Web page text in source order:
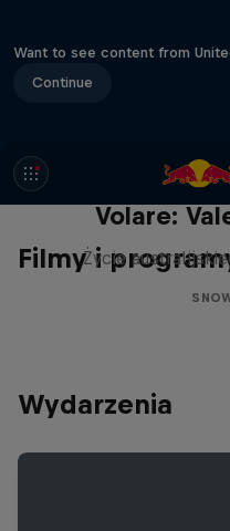
Want to see content from
Continue
Filmy i
Volare:
Życie
Wydarzenia